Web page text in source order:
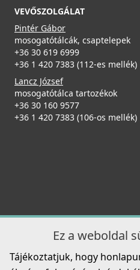
MOKECLBZ
229
Elleci ATH103BK Vágódeszka
ATH103BK
29
ATH103WD
29
ELLECI - Mosogatótálca
VEVŐSZOLGÁLAT
Pintér Gábor
mosogatótálcák, csaptelepek
+36 30 619 6999
+36 1 420 7383 (112-es mellék)
Lancz József
mosogatótálca tartozékok
+36 30 160 9577
+36 1 420 7383 (106-os mellék)
Ez a weboldal
Tájékoztatjuk, hogy